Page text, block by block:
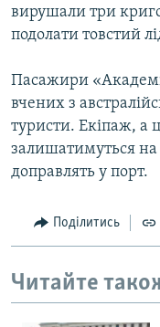
вирушали три
подолати товстий
Пасажири
вчених з
туристи. Екіпаж, а
залишатимуться на
доправлять у порт.
Поділитись
Читайте